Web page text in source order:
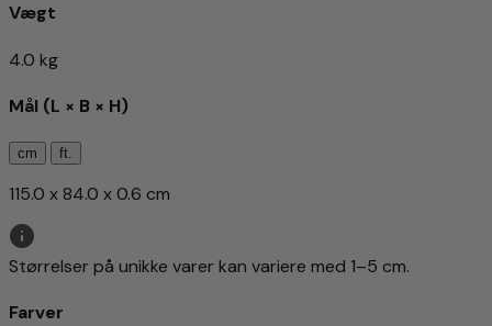
Vægt
4.0 kg
Mål (L × B × H)
cm ft.
115.0 x 84.0 x 0.6 cm
Størrelser på unikke varer kan variere med 1–5 cm.
Farver